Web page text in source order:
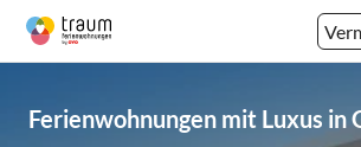
Ferienwohnungen mit Luxus in